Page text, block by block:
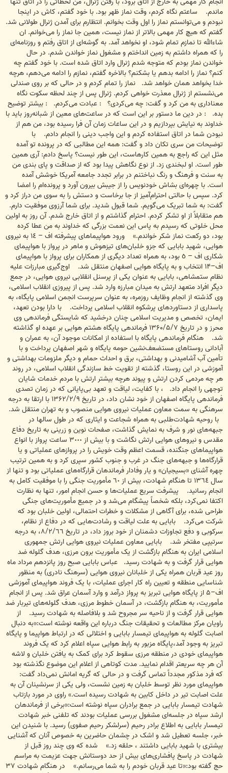
ماندم. ساعتم نگاه کردم، وقت نماز ظهر بود. با خود گفتم، کاش در اینجا
نبودم و می‌توانستم نماز را اول وقت بخوانم. انتظارم برای آمدن ژنرال طولانی شد.
گفتم که هیچ کار مهمی بالاتر از نماز نیست، همین جا نماز را می‌خوانم. ان
شاءالله تا نمازم تمام شود، او نخواهد آمد. به گوشه‌ای از اتاق رفتم و روزنامه‌ای
را که همراه داشتم به زمین انداختم و مشغول نماز خواندن شدم. در حال
خواندن نماز بودم که متوجه شدم ژنرال وارد اتاق شده است. با خود گفتم چه
کنم؟ نماز را ادامه بدهم یا بشکنم؟ بالاخره گفتم، نمازم را ادامه می‌دهم، هرچه
خدا بخواهد همان خواهد شد. نماز را تمام کردم و در حالی که بر روی صندلی
می‌نشستم از ژنرال معذرت خواهی کردم. ژنرال پس از چند لحظه سکوت نگاه
معناداری به من کرد و گفت: چه می‌کردی؟ : عبادت می‌کردم. : بیشتر توضیح
بده. : در دین ما دستور بر این است که در ساعت‌های معین از شبانه‌روز باید با
خداوند به نیایش بپردازیم و در این ساعات زمان آن فرا رسیده بود، من هم از
نبودن شما در اتاق استفاده کردم و این واجب دینی را انجام دادم. با
توضیحات من سری تکان داد و گفت: همه این مطالبی که در پرونده تو آمده
مثل این که راجع به همین کارهاست، این طور نیست؟ پاسخ دادم: آری همین
طور است. او لبخندی زد. از نوع نگاهش پیدا بود که از صداقت و پای بندی من
به سنت و فرهنگ و رنگ نباختنم در برابر تجدد جامعه آمریکا خوشش آمده
است. با چهره‌ای بشاش خودنویس را از جیبش بیرون آورد و پرونده‌ام را امضا
کرد. سپس با حالتی احترام‌آمیز از جا برخاست و دستش را به سوی من دراز کرد و
گفت: به شما تبریک می‌گویم. شما قبول شدید. برای شما آرزوی موفقیت دارم.
هم متقابلاً از او تشکر کردم. احترام گذاشتم و از اتاق خارج شدم. آن روز به اولین
محل خلوتی که رسیدم به پاس این نعمت بزرگی که خداوند به من عطا کرده
بود، دو رکعت نماز شکر خواندم.» ورود هواپیماهای پیشرفته اف – ‌‌١٤ به نیروی
هوایی، شهید بابایی که جزو خلبان‌های تیزهوش و ماهر در پرواز با هواپیمای
شکاری اف – ‌‌٥ بود، به همراه تعداد دیگری از همکاران برای پرواز با هواپیمای
اف–۱۴ انتخاب و به پایگاه هوایی اصفهان منتقل شد. اوج‌گیری مبارزات علیه
نظام ستمشاهی، بابایی به عنوان یکی از پرسنل انقلابی نیروی هوایی، در جمع
دیگر افراد متعهد ارتش به میدان مبارزه وارد شد. پس از پیروزی انقلاب اسلامی،
وی گذشته از انجام وظایف روزمره، به عنوان سرپرست انجمن اسلامی پایگاه، به
پاسداری از دستاوردهای پرشکوه انقلاب اسلامی پرداخت. با دارا بودن تعهد،
ایمان، تخصص و مدیریت اسلامی چنان درخشید که شایستگی فرماندهی وی
محرز و در تاریخ ‌‌۱۳۶۰/۵/۷ فرماندهی پایگاه هشتم هوایی بر عهده او گذاشته
شد. هنگام فرماندهی پایگاه با استفاده از امکانات موجود آن، به عمران و
آبادانی روستاهای مستضعف‌نشین حومه پایگاه و شهر اصفهان پرداخت و با
تأمین آب آشامیدنی و بهداشتی، برق و احداث حمام و دیگر ملزومات بهداشتی و
آموزشی در این روستا، گذشته از تقویت خط سازندگی انقلاب اسلامی، در روند
هر چه مردمی کردن ارتش و پیوند هرچه بیشتر ارتش با مردم خدمات شایان
توجهی را انجام داد. ، با کفایت، لیاقت و تعهد بی‌پایانی که در زمان تصدی
فرماندهی پایگاه اصفهان از خود نشان داد، در تاریخ ۱۳۶۲/۲/۹ با ارتقا به درجه
سرهنگی به سمت معاون عملیات نیروی هوایی منصوب و به تهران منتقل شد.
با روحیه شهادت‌طلبی به همراه شجاعت و ایثاری که در طول سالها در
جبهه‌های نور و شرف به نمایش گذاشت، صفحات نوین و زرینی به تاریخ دفاع
مقدس و نیروهای هوایی ارتش نگاشت و با بیش از ‌‌٣٠٠٠ ساعت پرواز با انواع
هواپیماهای جنگنده، قسمت اعظم وقت خویش را در پروازهای عملیاتی و یا
قرارگاه‌ها و جبهه‌های جنگ در غرب و جنوب کشور سپری کرد و به همین ترتیب
چهره آشنای «بسیجیان» و یار وفادار فرماندهان قرارگاه‌های عملیاتی بود و تنها از
سال ‌‌١٣٦٤ تا هنگام شهادت، بیش از ‌‌٦٠ مأموریت جنگی را با موفقیت کامل به
انجام رسانید. پیشرفت سریع عملیات‌ها و حسن انجام امور، تنها به نظارت
اکتفا نمی‌کرد، بلکه شخصاً پیشگام می‌شد و در جمیع مأموریت‌های جنگی
طراحی شده، برای آگاهی از مشکلات و خطرات احتمالی، اولین خلبان بود که
شرکت می‌کرد. بابایی به علت لیاقت و رشادت‌هایی که در دفاع از نظام،
سرکوبی و دفع تجاوزات دشمنان از خود بروز داد، در تاریخ ‌‌٨/٢/٦٦، به درجه
سرتیپی مفتخر شد. بابایی معاون عملیات نیروی هوایی ارتش جمهوری
اسلامی ایران به هنگام بازگشت از یک مأموریت برون مرزی، هدف گلوله ضد
هوایی قرار گرفت و به شهادت رسید. عباس بابایی صبح روز پانزدهم مرداد ماه
روز عید قربان همراه یکی از خلبانان نیروی هوایی (سرهنگ نادری) به منظور
شناسایی منطقه و تعیین راه کار اجرای عملیات، با یک فروند هواپیمای آموزشی
اف–۵ از پایگاه هوایی تبریز به پرواز درآمد و وارد آسمان عراق شد. پس از انجام
مأموریت، به هنگام بازگشت، در آسمان خطوط مرزی، هدف گلوله‌های تیربار ضد
هوایی قرار گرفت و از ناحیه سر مجروح شد و بلافاصله به شهادت رسید. از
راویان مرکز مطالعات و تحقیقات جنگ درباره این واقعه نوشته است:«به دنبال
اصابت گلوله به هواپیمای تیمسار بابایی و اختلالی که در ارتباط هواپیما و پایگاه
تبریز به وجود آمد،پایگاه مزبور به رابط هوایی سپاه اعلام کرد که یک فروند
هواپیمای خودی در منطقه مرزی سقوط کرد برای کمک به یافتن خلبان و لاشه
آن هر چه سریعتر اقدام نمایید. مدت کوتاهی از اعلام این موضوع نگذشته بود
که فرد مذکور مجدداً تماس گرفت و در حالی که گریه امانش نمی‌داد گفت:
هواپیمای مورد نظر توسط خلبان به زمین نشست، ولی یکی از سرنشینان آن به
علت اصابت تیر در داخل کابین به شهادت رسیده است.» راوی در مورد بازتاب
شهادت تیمسار بابایی در جمع برادران سپاه نوشته است:«برخی از فرماندهان
ارشد سپاه در جلسه‌ای مشغول بررسی عملیات بودند که تلفنی خبر شهادت
تیمسار بابایی به اطلاع برادر رحیم (سرلشکر رحیم صفوی) رسید. با شنیدن این
خبر، جلسه تعطیل شد و اشک در چشمان حاضرین به خصوص آنان که آشنایی
بیشتری با شهید بابایی داشتند ، حلقه زد.» شده که وی چند روز قبل از
شهادت در پاسخ پافشاری‌های بیش از حد دوستانش جهت عزیمت به مراسم
حج گفته بود:«تا عید قربان خودم را به شما می‌رسانم.» در هنگام شهادت ‌‌٣٧